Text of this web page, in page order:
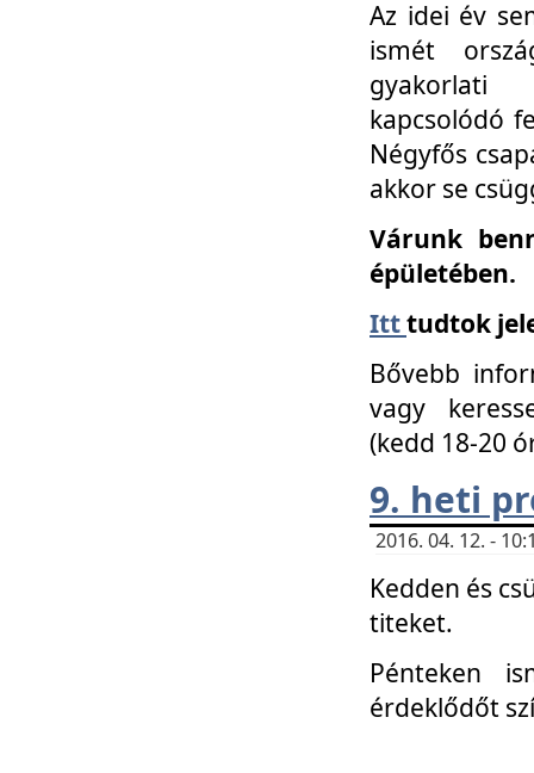
Az idei év
ismét
gyakorlati
kapcsolódó
Négyfős
akkor se
Várunk
épületében.
Itttudtok
Bővebb
vagy
(kedd 18-20
9. heti
2016. 04. 12. -
Kedden és
titeket.
Pénteken
érdeklődőt